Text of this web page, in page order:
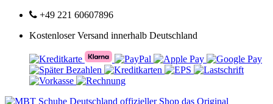
+49 221 60607896
Kostenloser Versand innerhalb Deutschland